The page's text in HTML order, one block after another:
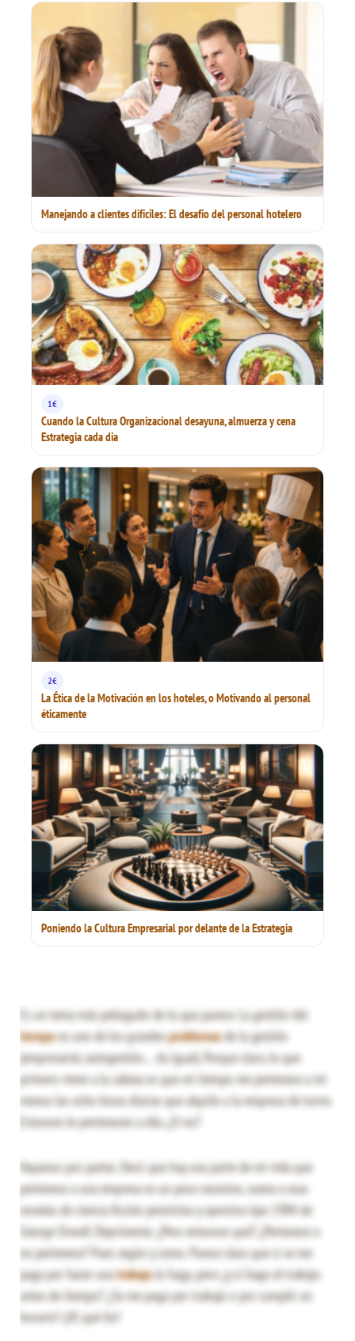
Manejando a clientes difíciles: El desafío del personal hotelero
1€
Cuando la Cultura Organizacional desayuna, almuerza y cena
Estrategia cada dia
2€
La Ética de la Motivación en los hoteles, o Motivando al personal
éticamente
Poniendo la Cultura Empresarial por delante de la Estrategia
Es un tema más peliagudo de lo que parece. La gestión del
tiempoes uno de los grandesproblemasde la gestión
(empresarial, autogestión… da igual). Porque claro, lo que
primero viene a la cabeza es que mi tiempo me pertenece a mi
menos las ocho horas diarias que alquilo a la empresa de turno.
Entonces le pertenecen a ella. ¿O no?
Vayamos por partes. Decir que hay una parte de mi vida que
pertenece a una empresa es un poco excesivo, suena a esas
novelas de ciencia ficción pesimista y opresiva tipo 1984 de
George Orwell. Deprimente. ¿Pero entonces qué? ¿Pertenece o
no pertenece? Pues según y como. Parece claro que si se me
paga por hacer unatrabajolo haga, pero ¿y si hago el trabajo
antes de tiempo? ¿Se me paga por trabajo o por cumplir un
horario? ¡Uf, qué lio!